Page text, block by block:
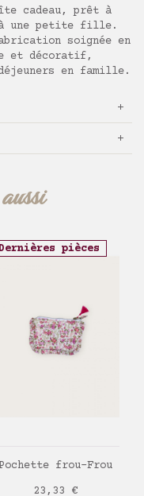
cadeau, prêt à
une petite fille.
soignée en
et décoratif,
en famille.
pièces
AJOUTER AU PANIER
frou-Frou
Prix
23,33 €